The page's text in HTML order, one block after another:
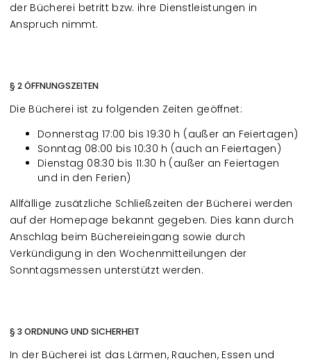
der Bücherei betritt bzw. ihre Dienstleistungen in
Anspruch nimmt.
§ 2 ÖFFNUNGSZEITEN
Die Bücherei ist zu folgenden Zeiten geöffnet:
Donnerstag 17:00 bis 19:30 h (außer an Feiertagen)
Sonntag 08:00 bis 10:30 h (auch an Feiertagen)
Dienstag 08:30 bis 11:30 h (außer an Feiertagen
und in den Ferien)
Allfällige zusätzliche Schließzeiten der Bücherei werden
auf der Homepage bekannt gegeben. Dies kann durch
Anschlag beim Büchereieingang sowie durch
Verkündigung in den Wochenmitteilungen der
Sonntagsmessen unterstützt werden.
§ 3 ORDNUNG UND SICHERHEIT
In der Bücherei ist das Lärmen, Rauchen, Essen und